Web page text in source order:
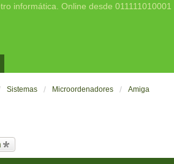
informática. Online desde 011111010001
Sistemas Microordenadores Amiga